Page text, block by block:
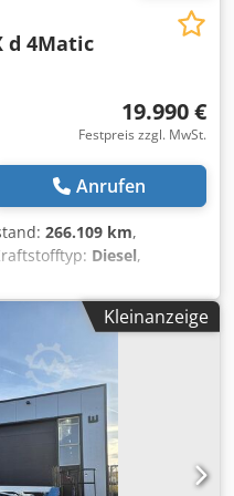
d 4Matic
19.990 €
Festpreis zzgl. MwSt.
Anrufen
266.109 km,
Diesel,
ABS,
(ESP),
Lenkgetriebe
* Anhängekupplung,
Allrad * Rückfahrkamera
per whatsApp * , whats
* Verkauf im
alle Angaben ohne
Kleinanzeige